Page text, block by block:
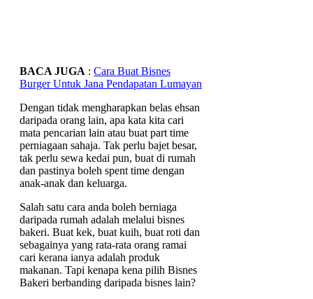
BACA JUGA : Cara Buat Bisnes
Burger Untuk Jana Pendapatan Lumayan
Dengan tidak mengharapkan belas ehsan
daripada orang lain, apa kata kita cari
mata pencarian lain atau buat part time
perniagaan sahaja. Tak perlu bajet besar,
tak perlu sewa kedai pun, buat di rumah
dan pastinya boleh spent time dengan
anak-anak dan keluarga.
Salah satu cara anda boleh berniaga
daripada rumah adalah melalui bisnes
bakeri. Buat kek, buat kuih, buat roti dan
sebagainya yang rata-rata orang ramai
cari kerana ianya adalah produk
makanan. Tapi kenapa kena pilih Bisnes
Bakeri berbanding daripada bisnes lain?